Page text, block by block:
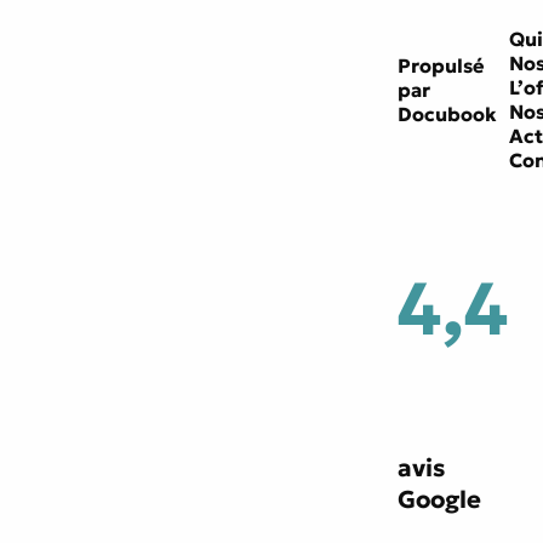
Propulsé
par
Docubook
4,4
avis
Google